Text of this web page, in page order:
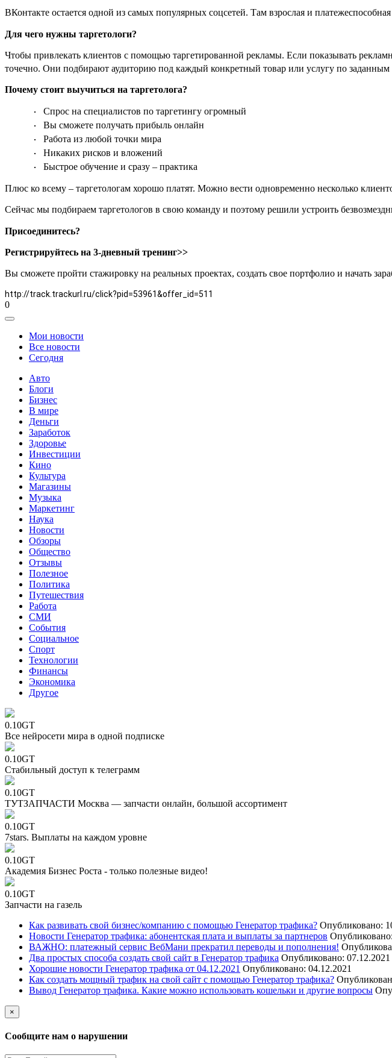
ВКонтакте остается одной из самых популярных соцсетей. Там взрослая и
Для чего нужны таргетологи?
Чтобы привлекать клиентов с помощью таргетированной рекламы. Если показывать
точечно. Они подбирают аудиторию под каждый конкретный товар или услугу по заданным
Почему стоит выучиться на таргетолога?
· Спрос на специалистов по таргетингу огромный
· Вы сможете получать прибыль онлайн
· Работа из любой точки мира
· Никаких рисков и вложений
· Быстрое обучение и сразу – практика
Плюс ко всему – таргетологам хорошо платят. Можно вести одновременно несколько
Сейчас мы подбираем таргетологов в свою команду и поэтому решили устроить
Присоединитесь?
Регистрируйтесь на 3-дневный тренинг>>
Вы сможете пройти стажировку на реальных проектах, создать свое портфолио и начать
http://track.trackurl.ru/click?pid=53961&offer_id=511
0
Мои новости
Все новости
Сегодня
Авто
Блоги
Бизнес
В мире
Деньги
Заработок
Здоровье
Инвестиции
Кино
Культура
Магазины
Музыка
Маркетинг
Наука
Новости
Обзоры
Общество
Отзывы
Полезное
Политика
Путешествия
Работа
СМИ
События
Социальное
Спорт
Технологии
Финансы
Экономика
Другое
0.10GT
Все нейросети мира в одной подписке
0.10GT
Стабильный доступ к телеграмм
0.10GT
ТУТЗАПЧАСТИ Москва — запчасти онлайн, большой ассортимент
0.10GT
7stars. Выплаты на каждом уровне
0.10GT
Академия Бизнес Роста - только полезные видео!
0.10GT
Запчасти на газель
Как развивать свой бизнес/компанию с помощью Генератор трафика? Опубликовано:
Новости Генератор трафика: абонентская плата и выплаты за партнеров
ВАЖНО: платежный сервис ВебМани прекратил переводы и пополнения!
Два простых способа создать свой сайт в Генератор трафика Опубликовано: 07.12.2021
Хорошие новости Генератор трафика от 04.12.2021 Опубликовано: 04.12.2021
Как создать мощный трафик на свой сайт с помощью Генератор трафика?
Вывод Генератор трафика. Какие можно использовать кошельки и другие вопросы
×
Сообщите нам о нарушении